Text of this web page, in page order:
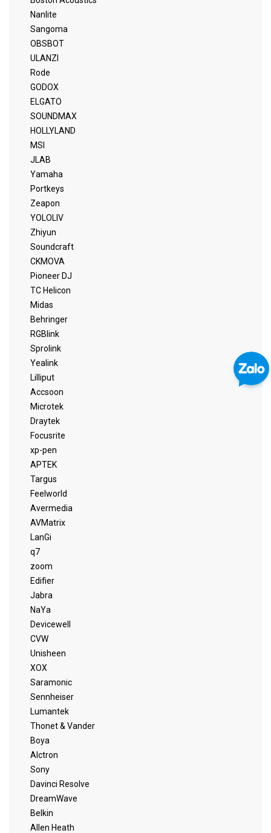
Nanlite
Sangoma
OBSBOT
ULANZI
Rode
GODOX
ELGATO
SOUNDMAX
HOLLYLAND
MSI
JLAB
Yamaha
Portkeys
Zeapon
YOLOLIV
Zhiyun
Soundcraft
CKMOVA
Pioneer DJ
TC Helicon
Midas
Behringer
RGBlink
Sprolink
Yealink
Lilliput
Accsoon
Microtek
Draytek
Focusrite
xp-pen
APTEK
Targus
Feelworld
Avermedia
AVMatrix
LanGi
q7
zoom
Edifier
Jabra
NaYa
Devicewell
CVW
Unisheen
XOX
Saramonic
Sennheiser
Lumantek
Thonet & Vander
Boya
Alctron
Sony
Davinci Resolve
DreamWave
Belkin
Allen Heath